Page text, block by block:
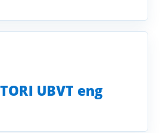
UBVT eng